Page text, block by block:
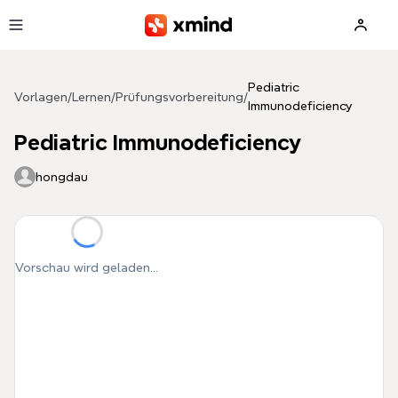
Vorlagen/Lernen/Prüfungsvorbereitung/
Pediatric
Immunodeficiency
Pediatric Immunodeficiency
hongdau
Vorschau wird geladen...